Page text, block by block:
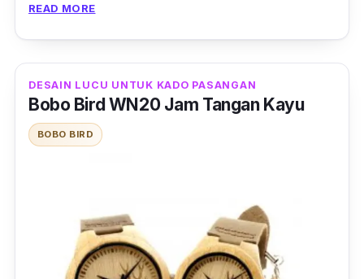
mm, jam tangan kayu Matoa seri Way
kayu ini menggunakan K1 flat glass, yang
membuat kaca dari jam tangan ini tahan
terhadap goresan dan sidik jari.
dari jam tangan ini. Dengan finishing
natural kayu yang digunakan, sehingga kamu
yang menggunakan akan terkesan elegan.
READ MORE
DESAIN LUCU UNTUK KADO PASANGAN
Bobo Bird WN20 Jam Tangan Kayu
BOBO BIRD